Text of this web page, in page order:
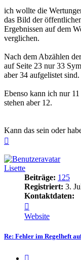
ich wollte die
das Bild der
Ergebnissen auf dem
verglichen.
Nach dem Abzählen
auf Seite 23 nur 33
aber 34 aufgelistet sind.
Ebenso kann ich nur
stehen aber 12.
Kann das sein oder
Lisette
Beiträge: 125
Registriert: 3.
Kontaktdaten:
von
Lisette
Website
Re: Fehler im Regelheft